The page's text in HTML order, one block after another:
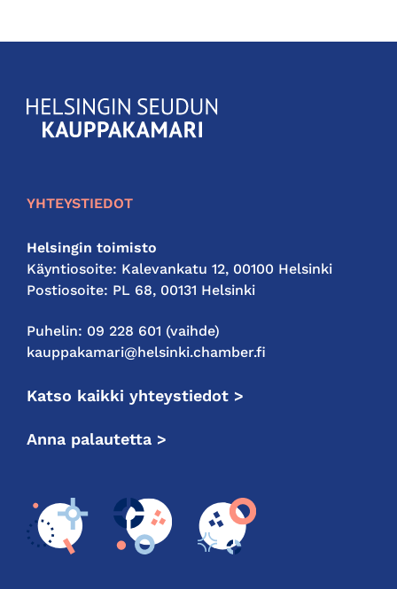
KauppakamariHelsingin
seudun
YHTEYSTIEDOT
Helsingin toimisto
Käyntiosoite: Kalevankatu 12, 00100 Helsinki
Postiosoite: PL 68, 00131 Helsinki
Puhelin: 09 228 601 (vaihde)
kauppakamari@helsinki.chamber.fi
Katso kaikki yhteystiedot >
Anna palautetta >